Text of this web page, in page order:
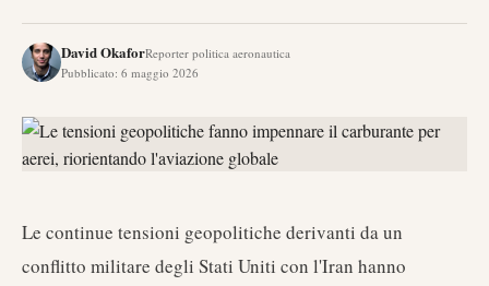
David OkaforReporter politica aeronautica
Pubblicato: 6 maggio 2026
Le continue tensioni geopolitiche derivanti da un
conflitto militare degli Stati Uniti con l'Iran hanno